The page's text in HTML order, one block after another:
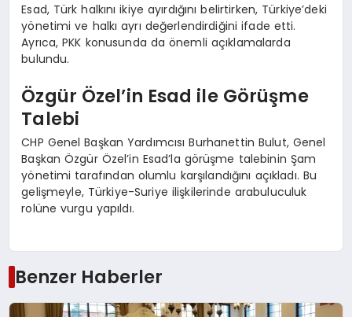
Esad, Türk halkını ikiye ayırdığını belirtirken, Türkiye’deki
yönetimi ve halkı ayrı değerlendirdiğini ifade etti.
Ayrıca, PKK konusunda da önemli açıklamalarda
bulundu.
Özgür Özel’in Esad ile Görüşme
Talebi
CHP Genel Başkan Yardımcısı Burhanettin Bulut, Genel
Başkan Özgür Özel’in Esad’la görüşme talebinin Şam
yönetimi tarafından olumlu karşılandığını açıkladı. Bu
gelişmeyle, Türkiye-Suriye ilişkilerinde arabuluculuk
rolüne vurgu yapıldı.
Benzer Haberler